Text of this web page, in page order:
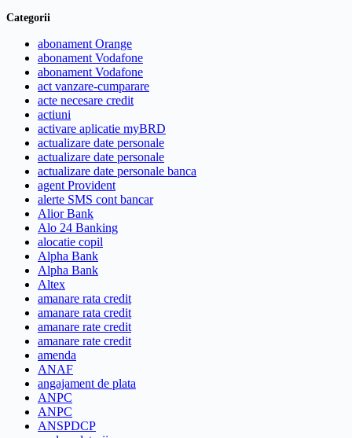
Categorii
abonament Orange
abonament Vodafone
abonament Vodafone
act vanzare-cumparare
acte necesare credit
actiuni
activare aplicatie myBRD
actualizare date personale
actualizare date personale
actualizare date personale banca
agent Provident
alerte SMS cont bancar
Alior Bank
Alo 24 Banking
alocatie copil
Alpha Bank
Alpha Bank
Altex
amanare rata credit
amanare rata credit
amanare rate credit
amanare rate credit
amenda
ANAF
angajament de plata
ANPC
ANPC
ANSPDCP